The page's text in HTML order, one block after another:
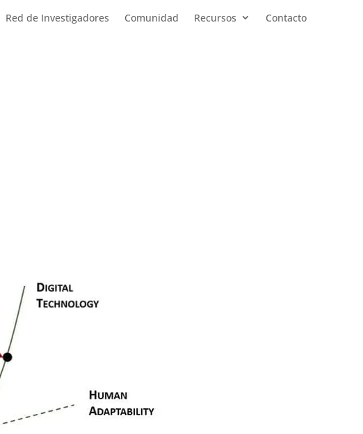
Red de Investigadores Comunidad Recursos Contacto